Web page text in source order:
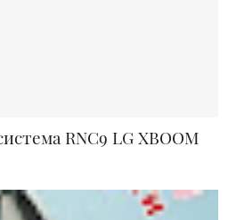
RNC9 LG XBOOM